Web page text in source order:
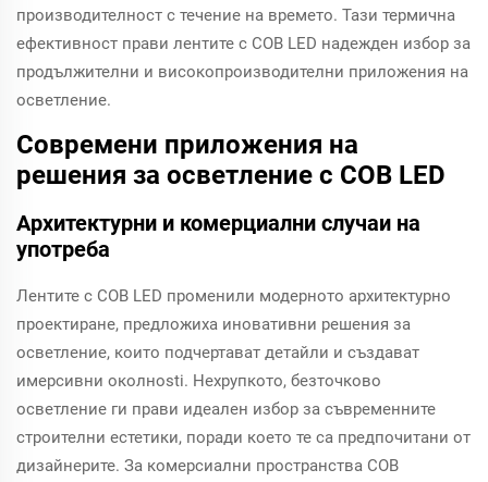
производителност с течение на времето. Тази термична
ефективност прави лентите с COB LED надежден избор за
продължителни и високопроизводителни приложения на
осветление.
Современи приложения на
решения за осветление с COB LED
Архитектурни и комерциални случаи на
употреба
Лентите с COB LED променили модерното архитектурно
проектиране, предложиха иновативни решения за
осветление, които подчертават детайли и създават
имерсивни околнosti. Нехрупкото, безточково
осветление ги прави идеален избор за съвременните
строителни естетики, поради което те са предпочитани от
дизайнерите. За комерсиални пространства COB